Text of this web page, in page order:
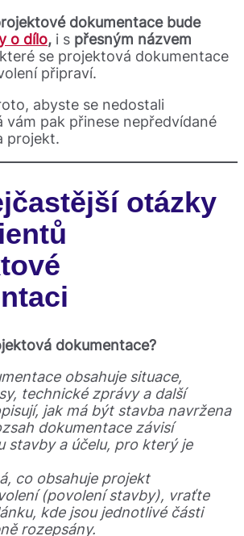
dokumentace bude
o dílo, i s přesným názvem
se projektová dokumentace
připraví.
abyste se nedostali
vám pak přinese nepředvídané
projekt.
otázky
dokumentace?
obsahuje situace,
technické zprávy a další
jak má být stavba navržena
dokumentace závisí
stavby a účelu, pro který je
co obsahuje projekt
(povolení stavby), vraťte
kde jsou jednotlivé části
rozepsány.